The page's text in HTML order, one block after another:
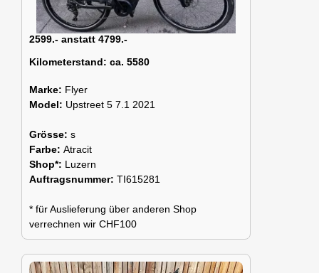
2599.- anstatt 4799.-
Kilometerstand: ca. 5580
Marke: Flyer
Model: Upstreet 5 7.1 2021
Grösse: s
Farbe: Atracit
Shop*: Luzern
Auftragsnummer: TI615281
* für Auslieferung über anderen Shop
verrechnen wir CHF100